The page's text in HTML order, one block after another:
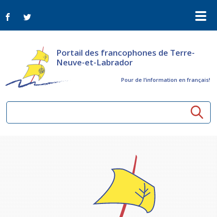
Portail des francophones de Terre-
Neuve-et-Labrador
Pour de l‘information en français!
Appels d'offres du secteur culturel
Plan de Développement Global
Bulletin Le FrancoTNL